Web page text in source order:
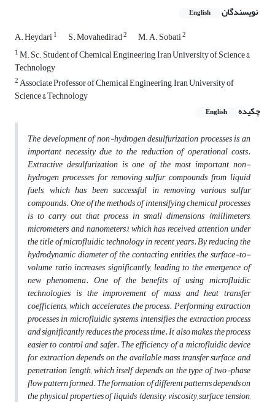
نویسندگان English
A. Heydari1 S. Movahedirad2 M. A. Sobati2
1M. Sc. Student of Chemical Engineering, Iran University of Science &
Technology
2Associate Professor of Chemical Engineering, Iran University of
Science & Technology
چکیده
English
The development of non-hydrogen desulfurization processes is an
important necessity due to the reduction of operational costs.
Extractive desulfurization is one of the most important non-
hydrogen processes for removing sulfur compounds from liquid
fuels, which has been successful in removing various sulfur
compounds.One of the methods of intensifying chemical processes
is to carry out that process in small dimensions (millimeters,
micrometers and nanometers), which has received attention under
the title of microfluidic technology in recent years. By reducing the
hydrodynamic diameter of the contacting entities, the surface-to-
volume ratio increases significantly, leading to the emergence of
new phenomena. One of the benefits of using microfluidic
technologies is the improvement of mass and heat transfer
coefficients, which accelerates the process. Performing extraction
processes in microfluidic systems intensifies the extraction process
and significantly reduces the process time. It also makes the process
easier to control and safer. The efficiency of a microfluidic device
for extraction depends on the available mass transfer surface and
penetration length, which itself depends on the type of two-phase
flow pattern formed.The formation of different patterns depends on
the physical properties of liquids (density, viscosity, surface tension,